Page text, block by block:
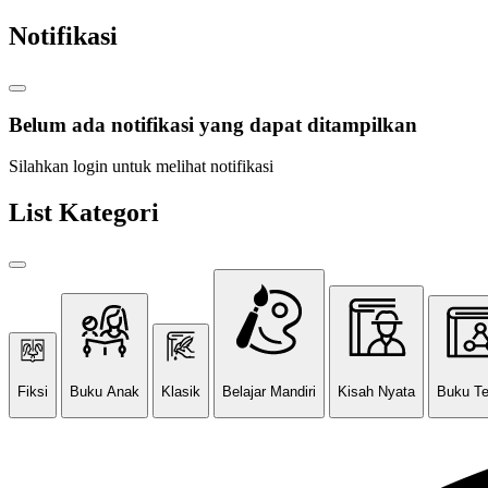
Notifikasi
Belum ada notifikasi yang dapat ditampilkan
Silahkan login untuk melihat notifikasi
List Kategori
Fiksi Buku Anak Klasik Belajar Mandiri Kisah Nyata Buku